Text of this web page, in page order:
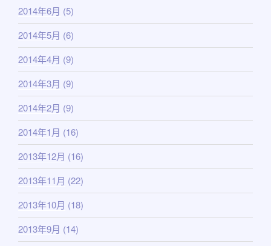
2014年6月 (5)
2014年5月 (6)
2014年4月 (9)
2014年3月 (9)
2014年2月 (9)
2014年1月 (16)
2013年12月 (16)
2013年11月 (22)
2013年10月 (18)
2013年9月 (14)